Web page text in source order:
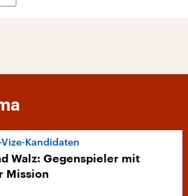
Vize-Kandidaten
Walz: Gegenspieler mit
Mission